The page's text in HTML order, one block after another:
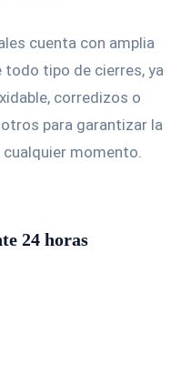
cuenta con amplia
todo tipo de cierres, ya
corredizos o
para garantizar la
momento.
24 horas